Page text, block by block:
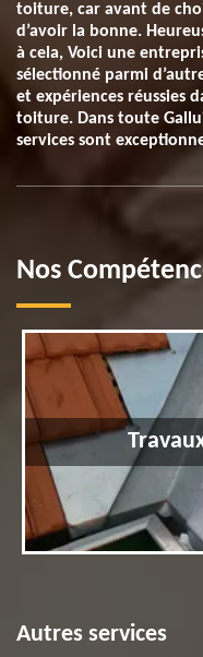
toiture, car avant de
d’avoir la bonne.
à cela, Voici une
sélectionné parmi
et expériences réussies
toiture. Dans toute
services sont
Nos
Autres services